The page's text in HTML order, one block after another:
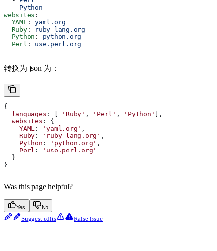
  -
Python
websites :
  YAML
: yaml.org
  Ruby
:
ruby-lang.org
  Python
: python.org
  Perl
: use.perl.org
转换为 json 为：
{
  languages
: [ 'Ruby' , 'Perl' , 'Python' ],
  websites
: {
    YAML
: 'yaml.org' ,
    Ruby
: 'ruby-lang.org' ,
    Python
: 'python.org' ,
    Perl
:
'use.perl.org'
  }
}
Was this page helpful?
Yes No
Suggest edits Raise issue